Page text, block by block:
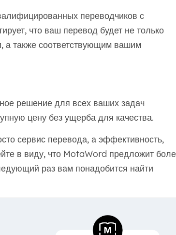
переводчиков с
что ваш перевод будет не только
а также соответствующим вашим
решение для всех ваших задач
цену без ущерба для качества.
сервис перевода, а эффективность,
в виду, что MotaWord предложит
раз вам понадобится найти